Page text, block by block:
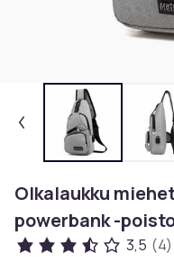
Olkalaukku
powerbank -
3,5 (4)